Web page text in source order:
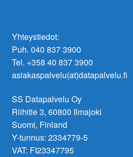
Yhteystiedot:
Puh. 040 837 3900
Tel. +358 40 837 3900
asiakaspalvelu(at)datapalvelu.fi
SS Datapalvelu Oy
Riihitie 3, 60800 Ilmajoki
Suomi, Finland
Y-tunnus: 2334779-5
VAT: FI23347795